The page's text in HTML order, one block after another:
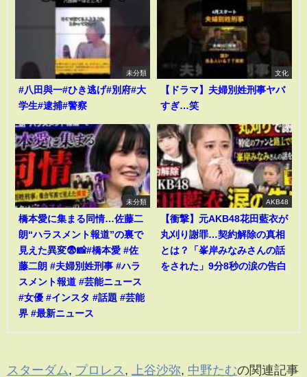
未分類
#八田與一#ひき逃げ#別府#大
学生#逮捕#警察
文化
【ドラマ】夫婦別姓刑事ヤバ
すぎ…笑
未分類
橋本愛に集まる同情…佐藤二
朗“ハラスメント報道”の裏で
見えた異変😨📸#橋本愛 #佐
藤二朗 #夫婦別姓刑事 #ハラ
スメント報道 #芸能ニュース
#女優 #インスタ #話題 #芸能
界 #最新ニュース
AKB48
【衝撃】元AKB48花田藍衣が
丸刈り謝罪…契約解除の真相
とは？「峯岸みなみさんの話
をされた」9分8秒の涙の告白
スターダム, プロレス , 上谷沙弥, 中野たむの関連記事